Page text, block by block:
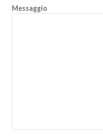
Messaggio